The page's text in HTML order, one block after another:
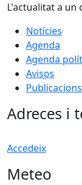
L'actualitat a un
Notícies
Agenda
Agenda
Avisos
Publicacions
Adreces i
Accedeix
Meteo